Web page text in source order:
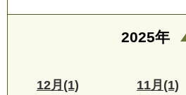
2025年
12月(1) 11月(1)